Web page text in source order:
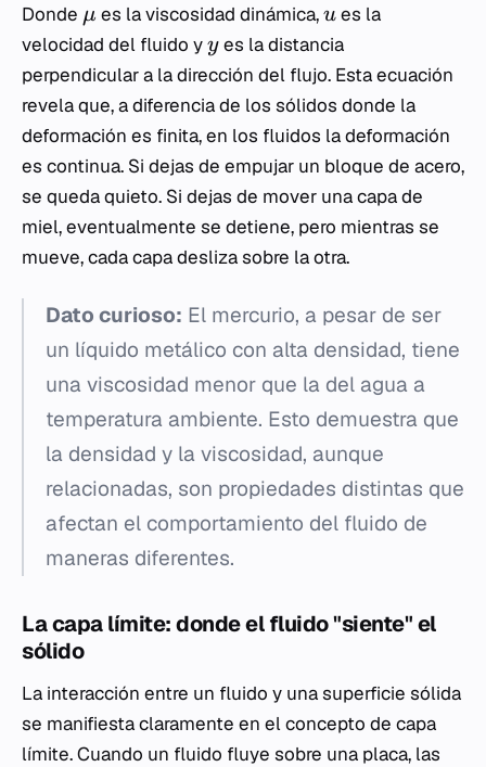
Donde μ es la viscosidad dinámica, u es la
velocidad del fluido y yes la distancia
perpendicular a la dirección del flujo. Esta ecuación
revela que, a diferencia de los sólidos donde la
deformación es finita, en los fluidos la deformación
es continua. Si dejas de empujar un bloque de acero,
se queda quieto. Si dejas de mover una capa de
miel, eventualmente se detiene, pero mientras se
mueve, cada capa desliza sobre la otra.
Dato curioso: El mercurio, a pesar de ser
un líquido metálico con alta densidad, tiene
una viscosidad menor que la del agua a
temperatura ambiente. Esto demuestra que
la densidad y la viscosidad, aunque
relacionadas, son propiedades distintas que
afectan el comportamiento del fluido de
maneras diferentes.
La capa límite: donde el fluido "siente" el
sólido
La interacción entre un fluido y una superficie sólida
se manifiesta claramente en el concepto de capa
límite. Cuando un fluido fluye sobre una placa, las